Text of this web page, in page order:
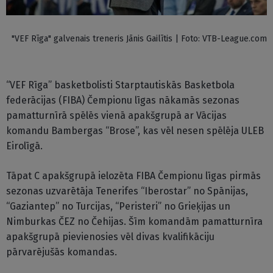
"VEF Rīga" galvenais treneris Jānis Gailītis | Foto: VTB-League.com
“VEF Rīga” basketbolisti Starptautiskās Basketbola
federācijas (FIBA) Čempionu līgas nākamās sezonas
pamatturnīrā spēlēs vienā apakšgrupā ar Vācijas
komandu Bambergas “Brose”, kas vēl nesen spēlēja ULEB
Eirolīgā.
Tāpat C apakšgrupā ielozēta FIBA Čempionu līgas pirmās
sezonas uzvarētāja Tenerifes “Iberostar” no Spānijas,
“Gaziantep” no Turcijas, “Peristeri” no Grieķijas un
Nimburkas ČEZ no Čehijas. Šīm komandām pamatturnīra
apakšgrupā pievienosies vēl divas kvalifikāciju
pārvarējušās komandas.